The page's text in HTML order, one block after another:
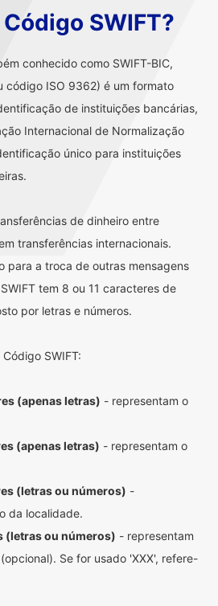
SWIFT?
conhecido como SWIFT-BIC,
código ISO 9362) é um formato
de instituições bancárias,
Internacional de Normalização
único para instituições
de dinheiro entre
transferências internacionais.
para a troca de outras mensagens
tem 8 ou 11 caracteres de
por letras e números.
SWIFT:
(apenas letras) - representam o
(apenas letras) - representam o
(letras ou números) -
da localidade.
(letras ou números) - representam
Se for usado 'XXX', refere-